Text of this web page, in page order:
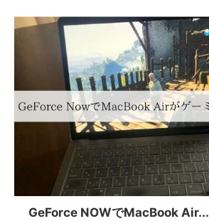
GeForce NOWでMacBook Air...